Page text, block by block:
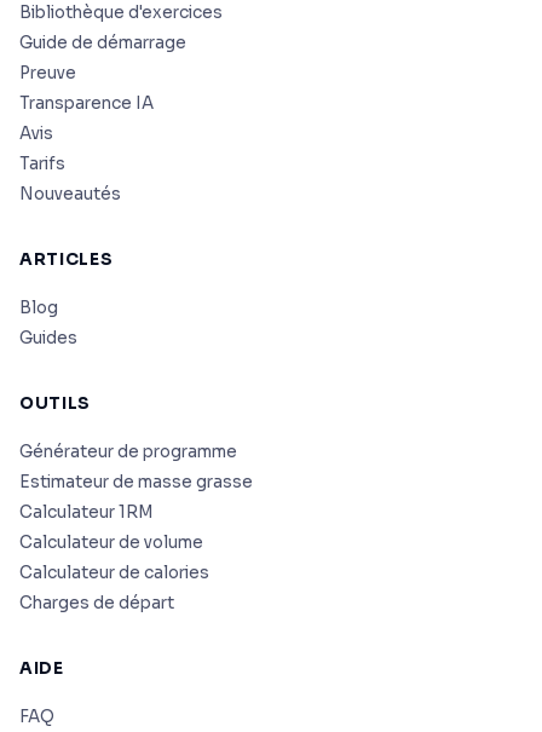
Bibliothèque d'exercices
Guide de démarrage
Preuve
Transparence IA
Avis
Tarifs
Nouveautés
ARTICLES
Blog
Guides
OUTILS
Générateur de programme
Estimateur de masse grasse
Calculateur 1RM
Calculateur de volume
Calculateur de calories
Charges de départ
AIDE
FAQ